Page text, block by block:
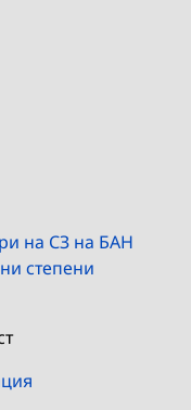
на СЗ на БАН
степени